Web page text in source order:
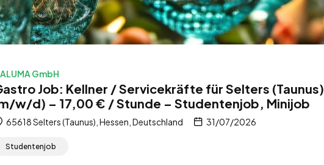
GmbH
Job: Kellner / Servicekräfte für Selters (Taunus)
w/d) – 17,00 € / Stunde – Studentenjob, Minijob
65618 Selters (Taunus), Hessen, Deutschland 31/07/2026
Studentenjob